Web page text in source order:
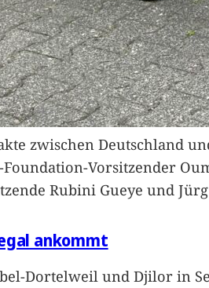
zwischen Deutschland
Foundation-Vorsitzender
Rubini Gueye und
ankommt
Dortelweil und Djilor in